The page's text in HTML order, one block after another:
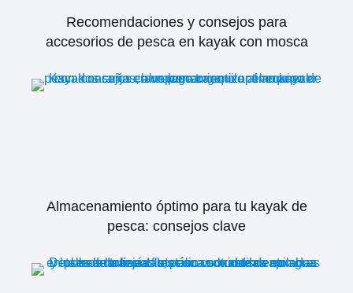
Recomendaciones y consejos para
accesorios de pesca en kayak con mosca
Almacenamiento óptimo para tu kayak de
pesca: consejos clave